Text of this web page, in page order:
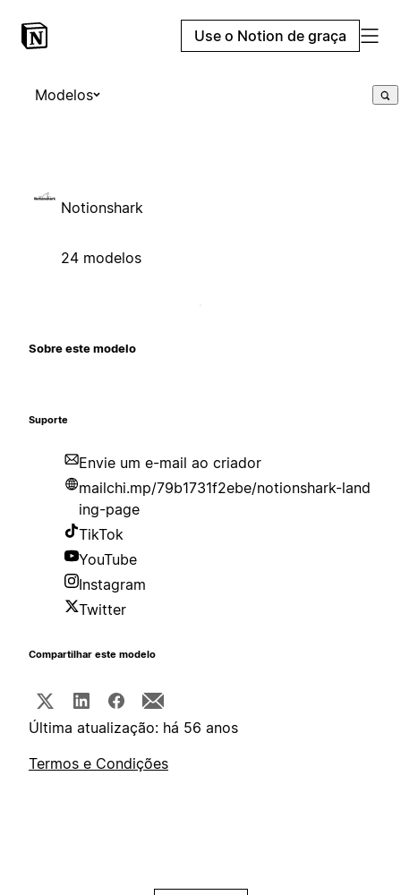
Use o Notion de graça
Modelos
Notionshark
24 modelos
Sobre este modelo
Suporte
Envie um e-mail ao criador
mailchi.mp/79b1731f2ebe/notionshark-land
ing-page
TikTok
YouTube
Instagram
Twitter
Compartilhar este modelo
Última atualização: há 56 anos
Termos e Condições